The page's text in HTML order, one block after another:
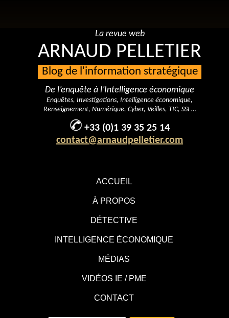
ACCUEIL
À PROPOS
DÉTECTIVE
INTELLIGENCE ÉCONOMIQUE
MÉDIAS
VIDÉOS IE / PME
CONTACT
La revue web
ARNAUD PELLETIER
Blog de l'information stratégique
De l’enquête à l’Intelligence économique
Enquêtes, Investigations, Intelligence économique,
Renseignement, Numérique, Cyber, Veilles, TIC, SSI …
+33 (0)1 39 35 25 14
contact@arnaudpelletier.com